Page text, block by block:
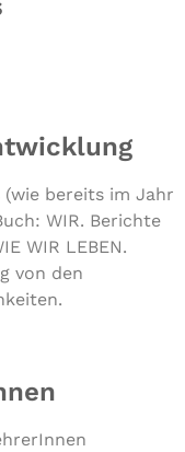
(wie bereits im Jahr
WIR. Berichte
WIR LEBEN.
von den